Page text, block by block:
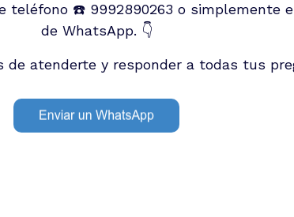
teléfono ☎️ 9992890263 o simplemente
de WhatsApp. 👇
de atenderte y responder a todas tus